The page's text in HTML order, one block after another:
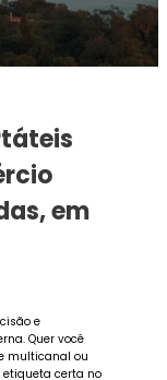
em
e
Quer você
multicanal ou
certa no